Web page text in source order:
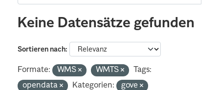
Keine Datensätze gefunden
Sortieren nach
Formate: WMS WMTS
Tags:
opendata
Kategorien: gove